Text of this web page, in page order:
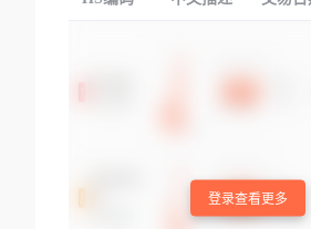
登录查看更多